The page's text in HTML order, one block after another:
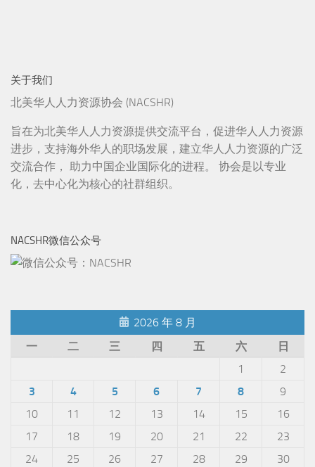
关于我们
北美华人人力资源协会 (NACSHR)
旨在为北美华人人力资源提供交流平台，促进华人人力资源
进步，支持海外华人的职场发展，建立华人人力资源的广泛
交流合作， 助力中国企业国际化的进程。 协会是以专业
化，去中心化为核心的社群组织。
NACSHR微信公众号
2026 年 8 月
一
二 三 四 五 六
日
1
2
3
4 5 6 7 8
9
10
11 12 13 14 15
16
17
18 19 20 21 22
23
24
25 26 27 28 29
30